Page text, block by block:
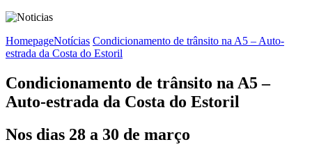
HomepageNotícias Condicionamento de trânsito na A5 – Auto-
estrada da Costa do Estoril
Condicionamento de trânsito na A5 –
Auto-estrada da Costa do Estoril
Nos dias 28 a 30 de março